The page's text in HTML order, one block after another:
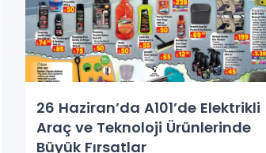
26 Haziran’da A101’de Elektrikli
Araç ve Teknoloji Ürünlerinde
Büyük Fırsatlar